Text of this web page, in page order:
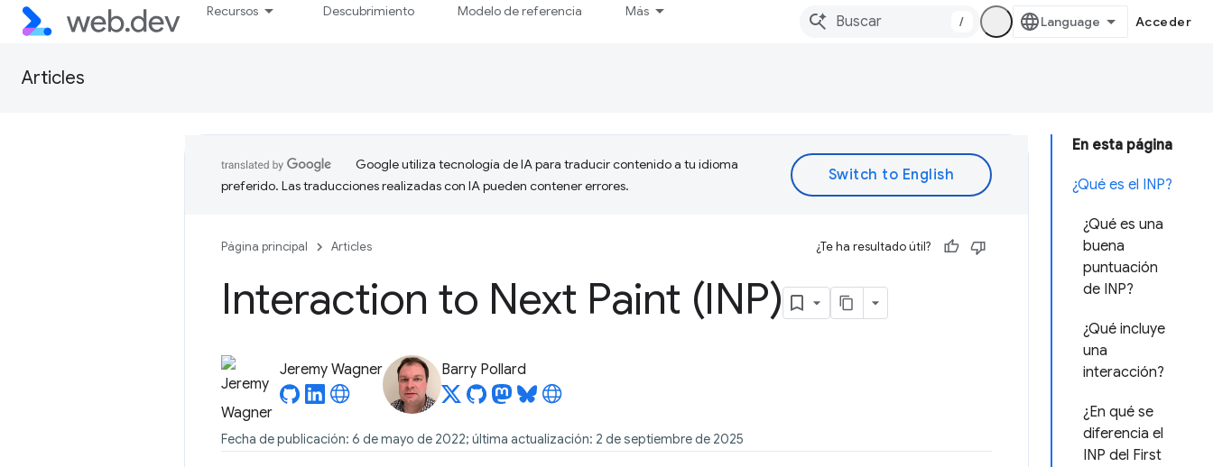
Recursos Descubrimiento Modelo de referencia Más
/ Acceder
Articles
En esta página
¿Qué es el INP?
¿Qué es una
buena
puntuación
de INP?
¿Qué incluye
una
interacción?
¿En qué se
diferencia el
INP del First
Google utiliza tecnología de IA para traducir contenido a tu idioma
preferido. Las traducciones realizadas con IA pueden contener errores.
Página principal Articles ¿Te ha resultado útil?
Interaction to Next Paint (INP)
Jeremy Wagner Barry Pollard
Fecha de publicación: 6 de mayo de 2022; última actualización: 2 de septiembre de 2025